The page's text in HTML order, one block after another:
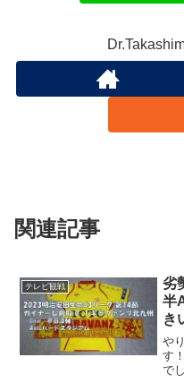
関連記事
テレビ観戦
劣
半
き
や
す
で